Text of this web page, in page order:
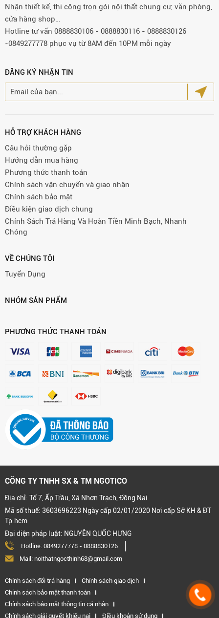
Nhận thiết kế, thi công trọn gói nội thất chung cư, văn phòng,
cửa hàng shop…
Hotline tư vấn 0888830106 - 0888830116 - 0888830126
-0849277778 phục vụ từ 8AM đến 10PM mỗi ngày
ĐĂNG KÝ NHẬN TIN
HỖ TRỢ KHÁCH HÀNG
Câu hỏi thường gặp
Hướng dẫn mua hàng
Phương thức thanh toán
Chính sách vận chuyển và giao nhận
Chính sách bảo mật
Điều kiện giao dịch chung
Chính Sách Trả Hàng Và Hoàn Tiền Minh Bạch, Nhanh
Chóng
VỀ CHÚNG TÔI
Tuyển Dụng
NHÓM SẢN PHẨM
PHƯƠNG THỨC THANH TOÁN
CÔNG TY TNHH SX & TM NGOTICO
Địa chỉ: Tổ 7, Ấp Trầu, Xã Nhơn Trạch, Đồng Nai
Mã số thuế: 3603696223 Ngày cấp 02/01/2020 Nơi cấp Sở KH & ĐT
Tp.hcm
Đại diện pháp luật: NGUYỄN QUỐC HƯNG
Hotline: 0849277778 - 0888830126
Mail: noithatngocthinh68@gmail.com
Chính sách đổi trả hàng
Chính sách giao dịch
Chính sách bảo mật thanh toán
Chính sách bảo mật thông tin cá nhân
Chính sách giải quyết khiếu nại
Điều khoản sử dụng